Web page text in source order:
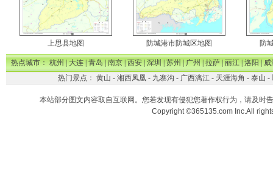
上思县地图 防城港市防城区地图 防
热点城市：杭州|大连|青岛|南京|西安|深圳|苏州|广州|拉萨|丽江|洛阳|威
热门景点： 黄山 - 湘西凤凰- 九寨沟 - 广西漓江- 天涯海角 - 泰山 -
本站部分图文内容取自互联网。您若发现有侵犯您著作权行为，请及时
Copyright ©365135.com Inc.All